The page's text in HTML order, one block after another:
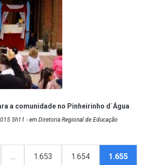
a comunidade no Pinheirinho d´Água
3h11 - em Diretoria Regional de Educação
… 1.653 1.654 1.655